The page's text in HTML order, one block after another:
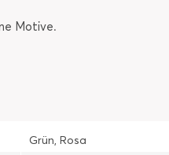
Motive.
Grün, Rosa